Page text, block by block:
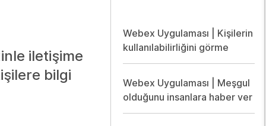
iletişime
bilgi
Webex Uygulaması | Kişilerin
kullanılabilirliğini görme
Webex Uygulaması | Meşgul
olduğunu insanlara haber ver